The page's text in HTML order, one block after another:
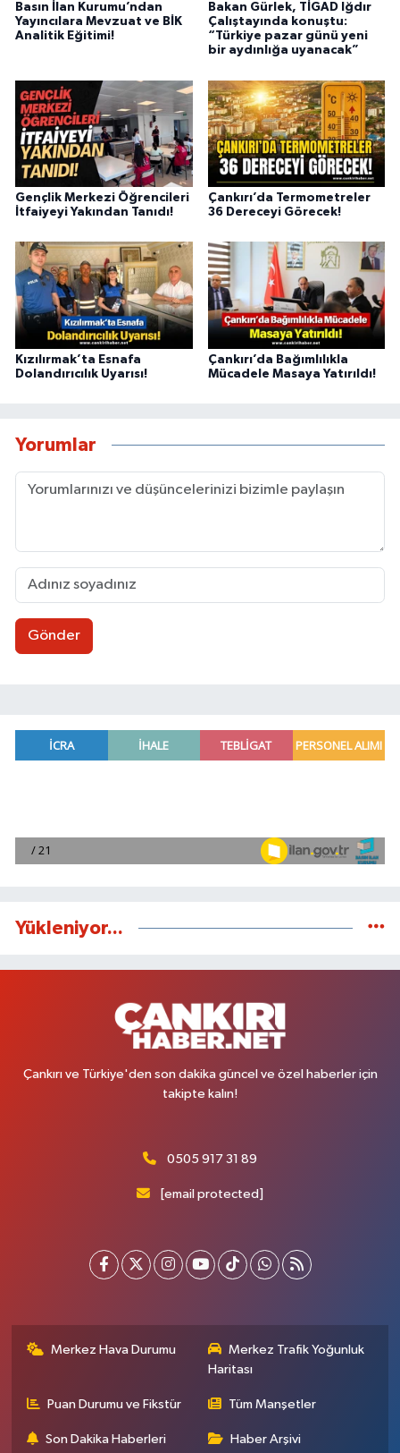
Basın İlan Kurumu’ndan
Yayıncılara Mevzuat ve BİK
Analitik Eğitimi!
Bakan Gürlek, TİGAD Iğdır
Çalıştayında konuştu:
“Türkiye pazar günü yeni
bir aydınlığa uyanacak”
Gençlik Merkezi Öğrencileri
İtfaiyeyi Yakından Tanıdı!
Çankırı’da Termometreler
36 Dereceyi Görecek!
Kızılırmak’ta Esnafa
Dolandırıcılık Uyarısı!
Çankırı’da Bağımlılıkla
Mücadele Masaya Yatırıldı!
Yorumlar
Gönder
Yükleniyor...
Çankırı ve Türkiye'den son dakika güncel ve özel haberler için
takipte kalın!
0505 917 31 89
[email protected]
Merkez Hava Durumu
Merkez Trafik Yoğunluk
Haritası
Puan Durumu ve Fikstür Tüm Manşetler
Son Dakika Haberleri Haber Arşivi